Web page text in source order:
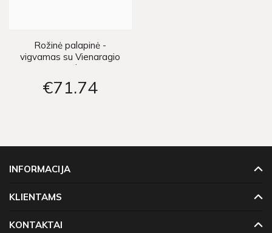
Rožinė palapinė -
vigvamas su Vienaragio
grafika
€71 74
INFORMACIJA
KLIENTAMS
KONTAKTAI